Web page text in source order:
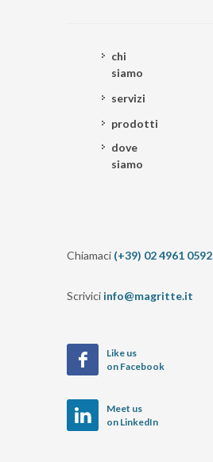
chi
siamo
servizi
prodotti
dove
siamo
Chiamaci (+39) 02 4961 0592
Scrivici info@magritte.it
Like us
on Facebook
Meet us
on LinkedIn